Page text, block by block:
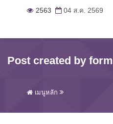
2563 04 ส.ค. 2569
Post created by form
เมนูหลัก